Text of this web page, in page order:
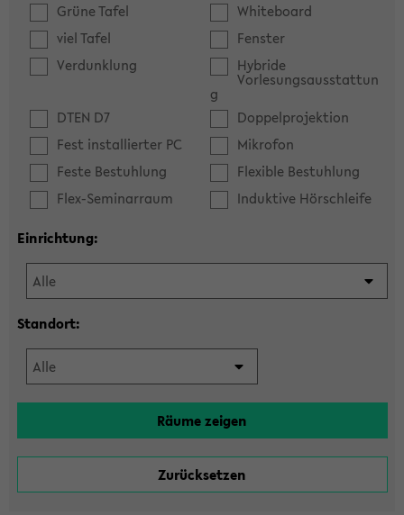
Grüne Tafel
Whiteboard
viel Tafel
Fenster
Verdunklung
Hybride
Vorlesungsausstattun
g
DTEN D7
Doppelprojektion
Fest installierter PC
Mikrofon
Feste Bestuhlung
Flexible Bestuhlung
Flex-Seminarraum
Induktive Hörschleife
Einrichtung:
Standort: